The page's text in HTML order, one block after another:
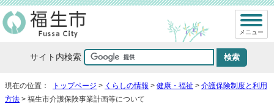
サイト内検索
メニュー
現在の位置： トップページ > くらしの情報 > 健康・福祉 > 介護保険制度と利用
方法 > 福生市介護保険事業計画等について